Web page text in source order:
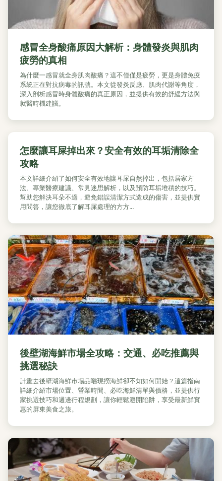
感冒全身酸痛原因大解析：身體發炎與肌肉
疲勞的真相
為什麼一感冒就全身肌肉酸痛？這不僅僅是疲勞，更是身體免疫
系統正在對抗病毒的訊號。本文從發炎反應、肌肉代謝等角度，
深入剖析感冒時身體酸痛的真正原因，並提供有效的舒緩方法與
就醫時機建議。
怎麼讓耳屎掉出來？安全有效的耳垢清除全
攻略
本文詳細介紹了如何安全有效地讓耳屎自然掉出，包括居家方
法、專業醫療建議、常見迷思解析，以及預防耳垢堆積的技巧。
幫助您解決耳朵不適，避免錯誤清潔方式造成的傷害，並提供實
用問答，讓您徹底了解耳屎處理的方方...
後壁湖海鮮市場全攻略：交通、必吃推薦與
挑選秘訣
計畫去後壁湖海鮮市場品嚐現撈海鮮卻不知如何開始？這篇指南
詳細介紹市場位置、營業時間、必吃海鮮清單與價格，並提供行
家挑選技巧和週邊行程規劃，讓你輕鬆避開陷阱，享受最新鮮實
惠的屏東美食之旅。